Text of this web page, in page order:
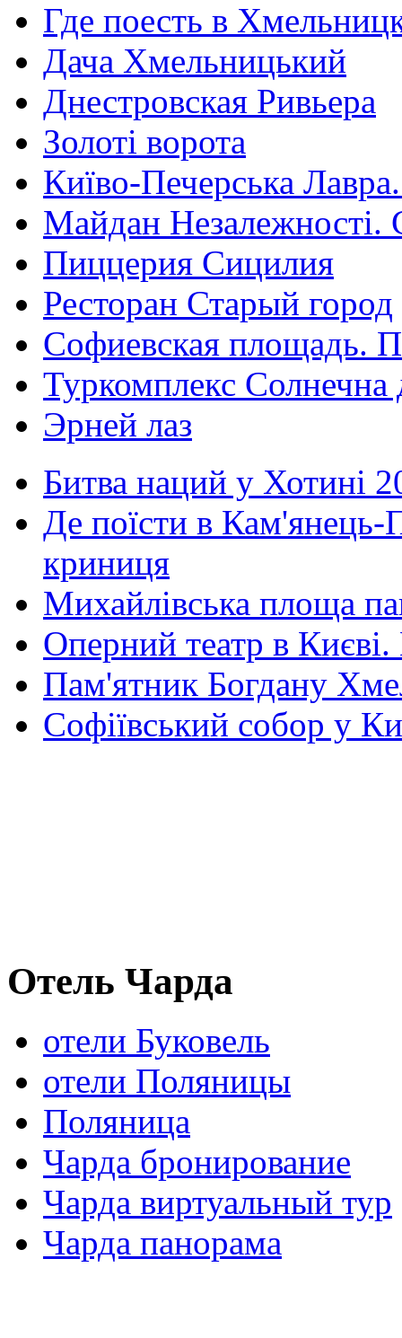
Где поесть в
Дача Хмельницький
Днестровская Ривьера
Золоті ворота
Київо-Печерська
Майдан Незалежності.
Пиццерия Сицилия
Ресторан Старый город
Софиевская площадь.
Туркомплекс Солнечна
Эрней лаз
Битва наций у Хотині
Де поїсти в Кам'янець-
криниця
Михайлівська площа
Оперний театр в
Пам'ятник Богдану
Софіївський собор у
Отель Чарда
отели Буковель
отели Поляницы
Поляница
Чарда бронирование
Чарда виртуальный тур
Чарда панорама